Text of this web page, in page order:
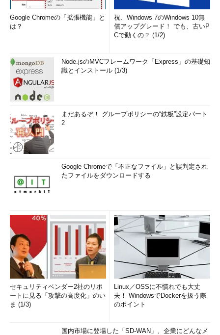
Google Chromeの「拡張機能」と
は？
祝、Windows 7のWindows 10無
償アップグレード！ でも、古いP
Cで動くの？ (1/2)
Node.jsのMVCフレームワーク「Express」の基礎知
識とインストール (1/3)
まだあるぞ！ グループポリシーの“鉄板”設定パート
2
Google Chromeで「不正なファイル」と誤判定され
たファイルをダウンロードする
セキュリティベンダー2社のリポ
ートに見る「攻撃の高度化」のい
ま (1/3)
Linux／OSSに不慣れでも大丈
夫！ WindowsでDockerを扱う際
のポイント
国内市場に登場した「SD-WAN」、企業にどんなメ